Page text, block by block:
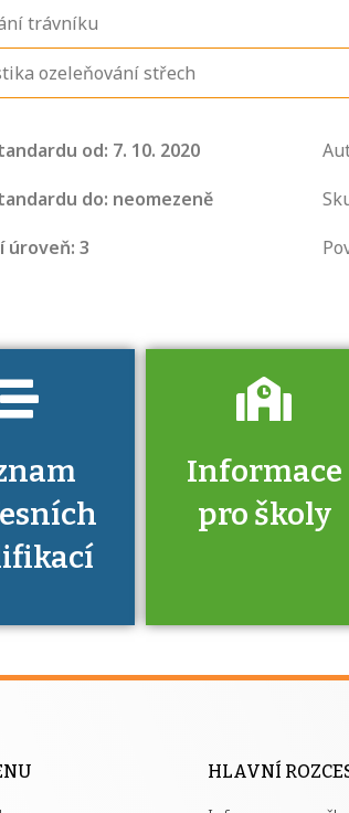
trávníku
ozeleňování střech
od: 7. 10. 2020
do: neomezeně
úroveň: 3
Víte,
danou
Informace
pro školy
Víte, že jako škola
kvalifikací jisté
HLAVNÍ